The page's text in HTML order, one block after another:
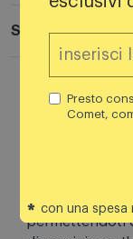
Specifiche
Una nuova
l'asciugatrice
LG
permettendoti
Presto
Comet,
* con una spesa